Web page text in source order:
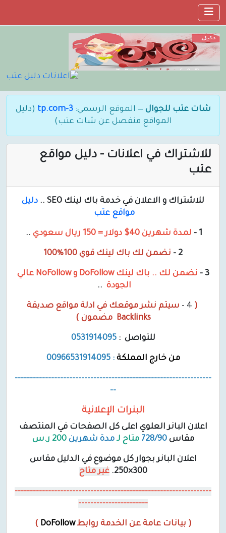
شات عتب للجوال — الموقع الرسمي:3-tp.com
(دليل
المواقع منفصل عن شات عتب)
للاشتراك في اعلانات - دليل مواقع
عتب
للاشتراك و الاعلان في خدمة باك لينك SEO ..
دليل
مواقع عتب
1 - لمدة شهرين 40$ دولار = 150 ريال سعودي ..
2 - نضمن لك باك لينك قوي 100%100
3 -
نضمن لك .. باك لينك DoFollow و NoFollow عالي
الجودة ..
(
سيتم نشر موقعك في ادلة مواقع صديقة
Backlinks مضمون )
للتواصل :0531914095
من خارج المملكة : 00966531914095
-----------------------------------------------------------------
--
البنرات الإعلانية
اعلان البانر العلوي اعلى كل الصفحات في المنتصف
مقاس728/90 متاح لـمدة شهرين 200 ر.س
اعلان البانر بجوار كل موضوع في الدليل مقاس
300×250.
غير متاح
-----------------------------------------------------------------
-----------------------
( بيانات عامة عن الخدمة روابطDoFollow
)